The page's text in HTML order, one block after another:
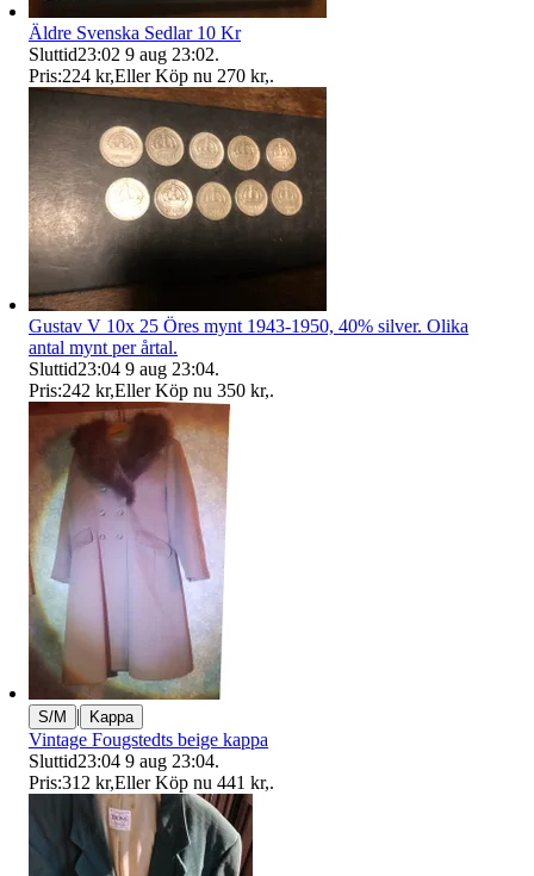
Äldre Svenska Sedlar 10 Kr
Sluttid23:02 9 aug 23:02.
Pris:224 kr,Eller Köp nu 270 kr,.
Gustav V 10x 25 Öres mynt 1943-1950, 40% silver. Olika
antal mynt per årtal.
Sluttid23:04 9 aug 23:04.
Pris:242 kr,Eller Köp nu 350 kr,.
S/M | Kappa
Vintage Fougstedts beige kappa
Sluttid23:04 9 aug 23:04.
Pris:312 kr,Eller Köp nu 441 kr,.